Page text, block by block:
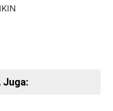
Juga: